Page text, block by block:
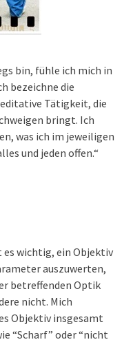
bin, fühle ich mich in
bezeichne die
Tätigkeit, die
bringt. Ich
was ich im jeweiligen
und jeden offen.“
es wichtig, ein Objektiv
auszuwerten,
betreffenden Optik
nicht. Mich
Objektiv insgesamt
“Scharf” oder “nicht